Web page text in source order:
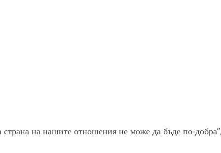
на нашите отношения не може да бъде по-